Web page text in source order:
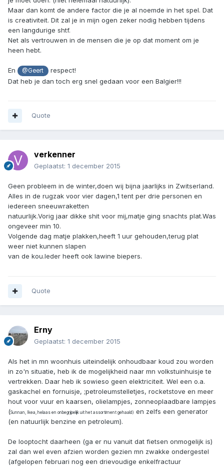
Maar dan komt de andere factor die je al noemde in het spel. Dat
is creativiteit. Dit zal je in mijn ogen zeker nodig hebben tijdens
een langdurige shtf.
Net als vertrouwen in de mensen die je op dat moment om je
heen hebt.
En @Geert
respect!
Dat heb je dan toch erg snel gedaan voor een Balgier!!!
Quote
verkenner
Geplaatst: 1 december 2015
Geen probleem in de winter,doen wij bijna jaarlijks in Zwitserland.
Alles in de rugzak voor vier dagen,1 tent per drie personen en
iedereen sneeuwraketten
natuurlijk.Vorig jaar dikke shit voor mij,matje ging snachts plat.Was
ongeveer min 10.
Volgende dag matje plakken,heeft 1 uur gehouden,terug plat
weer niet kunnen slapen
van de kou.Ieder heeft ook lawine biepers.
Quote
Erny
Geplaatst: 1 december 2015
Als het in mn woonhuis uiteindelijk onhoudbaar koud zou worden
in zo'n situatie, heb ik de mogelijkheid naar mn volkstuinhuisje te
vertrekken. Daar heb ik sowieso geen elektriciteit. Wel een o.a.
gaskachel en fornuisje, ;petroleumstelletjes, rocketstove en meer
hout voor vuur en kaarsen, olielampjes, zonneoplaadbare lampjes
(Sunnan, Ikea, helaas en onbegrjipelijk uit het assortiment gehaald) en zelfs een generator
(en natuurlijk benzine en petroleum).
De looptocht daarheen (ga er nu vanuit dat fietsen onmogelijk is)
zal dan wel even afzien worden gezien mn zwakke ondergestel
(afgelopen februari nog een drievoudige enkelfractuur